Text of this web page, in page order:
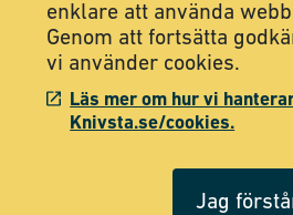
Följ oss på Facebook
Följ oss på Instagram
enklare att använda
Genom att fortsätta
vi använder cookies.
Läs mer om hur vi
Knivsta.se/cookies.
Jag